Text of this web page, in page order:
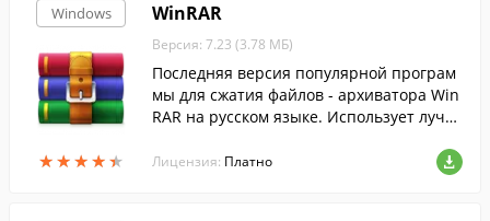
Windows
★★★★★
★★★★★
WinRAR
Версия: 7.23 (3.78 МБ)
Последняя версия популярной програм
мы для сжатия файлов - архиватора Win
RAR на русском языке. Использует лучш
Лицензия: Платно